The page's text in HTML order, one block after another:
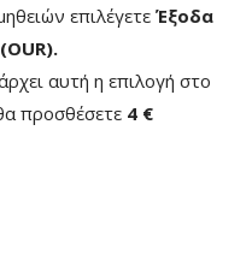
επιλέγετε Έξοδα
.
αυτή η επιλογή στο
προσθέσετε 4 €